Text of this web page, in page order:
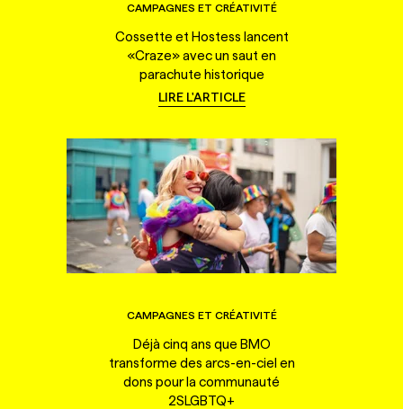
CAMPAGNES ET CRÉATIVITÉ
Cossette et Hostess lancent
«Craze» avec un saut en
parachute historique
LIRE L'ARTICLE
CAMPAGNES ET CRÉATIVITÉ
Déjà cinq ans que BMO
transforme des arcs-en-ciel en
dons pour la communauté
2SLGBTQ+